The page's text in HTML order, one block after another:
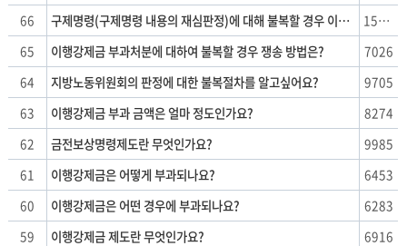
번,
질
문,
회
66
구제명령(구제명령 내용의 재심판정)에 대해 불복할 경우 이행강제금 부과 절차가 연기되나요?
15268
65
이행강제금 부과처분에 대하여 불복할 경우 쟁송 방법은?
7026
64
지방노동위원회의 판정에 대한 불복절차를 알고싶어요?
9705
63
이행강제금 부과 금액은 얼마 정도인가요?
8274
62
금전보상명령제도란 무엇인가요?
9985
61
이행강제금은 어떻게 부과되나요?
6453
60
이행강제금은 어떤 경우에 부과되나요?
6283
59
이행강제금 제도란 무엇인가요? 6916